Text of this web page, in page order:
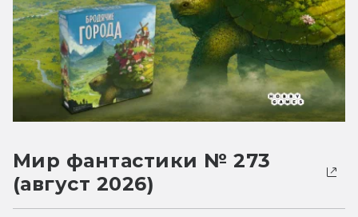
Мир фантастики № 273
(август 2026)